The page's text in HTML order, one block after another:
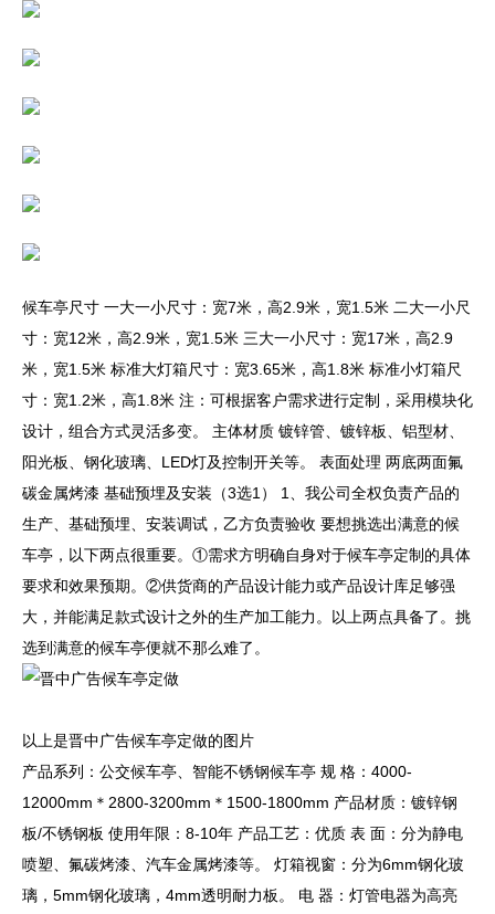
候车亭尺寸 一大一小尺寸：宽7米，高2.9米，宽1.5米 二大一小尺
寸：宽12米，高2.9米，宽1.5米 三大一小尺寸：宽17米，高2.9
米，宽1.5米 标准大灯箱尺寸：宽3.65米，高1.8米 标准小灯箱尺
寸：宽1.2米，高1.8米 注：可根据客户需求进行定制，采用模块化
设计，组合方式灵活多变。 主体材质 镀锌管、镀锌板、铝型材、
阳光板、钢化玻璃、LED灯及控制开关等。 表面处理 两底两面氟
碳金属烤漆 基础预埋及安装（3选1） 1、我公司全权负责产品的
生产、基础预埋、安装调试，乙方负责验收 要想挑选出满意的候
车亭，以下两点很重要。①需求方明确自身对于候车亭定制的具体
要求和效果预期。②供货商的产品设计能力或产品设计库足够强
大，并能满足款式设计之外的生产加工能力。以上两点具备了。挑
选到满意的候车亭便就不那么难了。
以上是晋中广告候车亭定做的图片
产品系列：公交候车亭、智能不锈钢候车亭 规 格：4000-
12000mm＊2800-3200mm＊1500-1800mm 产品材质：镀锌钢
板/不锈钢板 使用年限：8-10年 产品工艺：优质 表 面：分为静电
喷塑、氟碳烤漆、汽车金属烤漆等。 灯箱视窗：分为6mm钢化玻
璃，5mm钢化玻璃，4mm透明耐力板。 电 器：灯管电器为高亮